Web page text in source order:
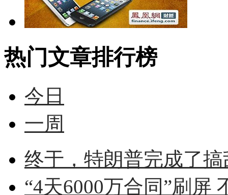
热门文章排行榜
今日
一周
终于，特朗普完成了
“4天6000万合同”刷屏